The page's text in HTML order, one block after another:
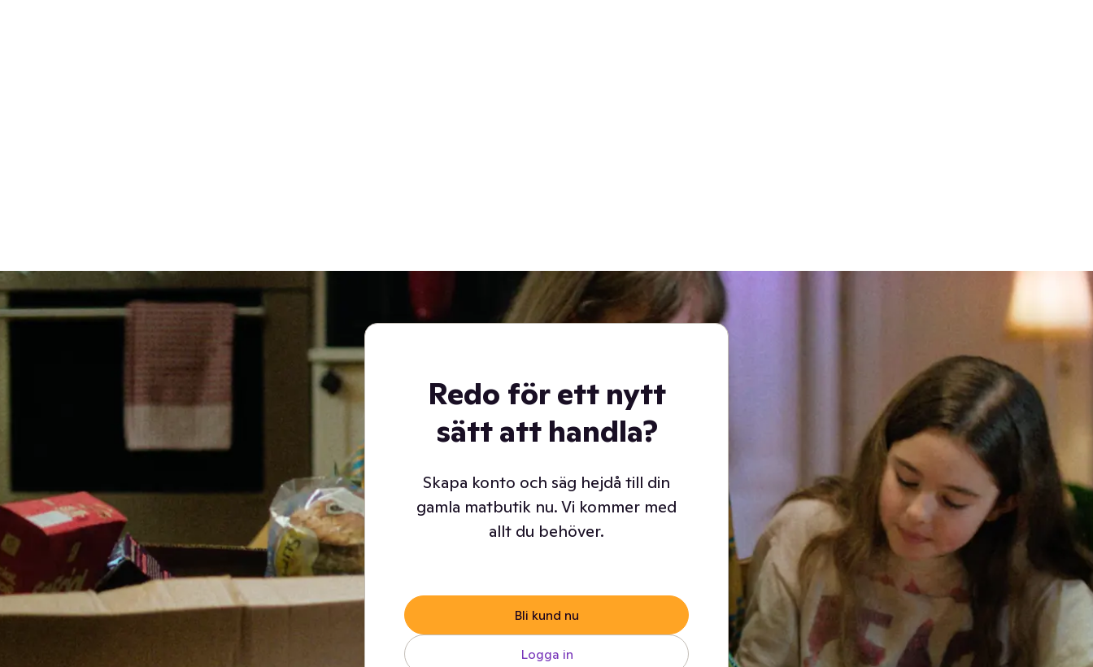
Redo för ett nytt
sätt att handla?
Skapa konto och säg hejdå till din
gamla matbutik nu. Vi kommer med
allt du behöver.
Bli kund nu
Logga in